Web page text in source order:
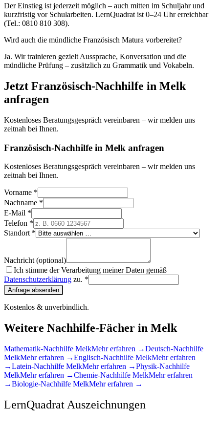
Der Einstieg ist jederzeit möglich – auch mitten im Schuljahr und
kurzfristig vor Schularbeiten. LernQuadrat ist 0–24 Uhr erreichbar
(Tel.: 0810 810 308).
Wird auch die mündliche Französisch Matura vorbereitet?
Ja. Wir trainieren gezielt Aussprache, Konversation und die
mündliche Prüfung – zusätzlich zu Grammatik und Vokabeln.
Jetzt Französisch-Nachhilfe in Melk
anfragen
Kostenloses Beratungsgespräch vereinbaren – wir melden uns
zeitnah bei Ihnen.
Französisch-Nachhilfe in Melk anfragen
Kostenloses Beratungsgespräch vereinbaren – wir melden uns
zeitnah bei Ihnen.
Vorname *
Nachname *
E-Mail *
Telefon *
Standort *
Nachricht (optional)
Ich stimme der Verarbeitung meiner Daten gemäß
Datenschutzerklärung zu. *
Anfrage absenden
Kostenlos & unverbindlich.
Weitere Nachhilfe-Fächer in Melk
Mathematik-Nachhilfe MelkMehr erfahren →Deutsch-Nachhilfe
MelkMehr erfahren →Englisch-Nachhilfe MelkMehr erfahren
→Latein-Nachhilfe MelkMehr erfahren →Physik-Nachhilfe
MelkMehr erfahren →Chemie-Nachhilfe MelkMehr erfahren
→Biologie-Nachhilfe MelkMehr erfahren →
LernQuadrat Auszeichnungen